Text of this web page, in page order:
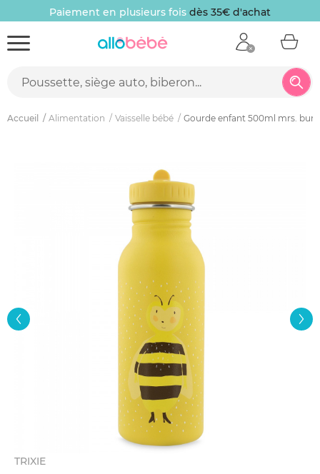
Paiement en plusieurs fois dès 35€ d'achat
Accueil Alimentation Vaisselle bébé Gourde enfant 500ml mrs.
TRIXIE